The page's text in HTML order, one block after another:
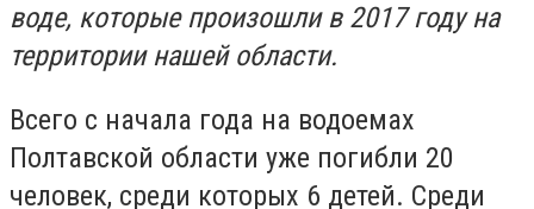
воде, которые произошли в 2017 году на
территории нашей области.
Всего с начала года на водоемах
Полтавской области уже погибли 20
человек, среди которых 6 детей. Среди